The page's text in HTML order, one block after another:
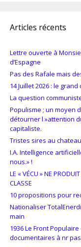
Articles récents
Lettre ouverte à
d’Espagne
Pas des Rafale mais
14 Juillet 2026 : le
La question
Populisme ; un moyen
détourner l »attention
capitaliste.
Tristes sires au
I.A. Intelligence
nous.» !
LE « VÉCU » NE
CLASSE
10 propositions pour
Nationaliser
main
1936 Le Front
documentaires à nr